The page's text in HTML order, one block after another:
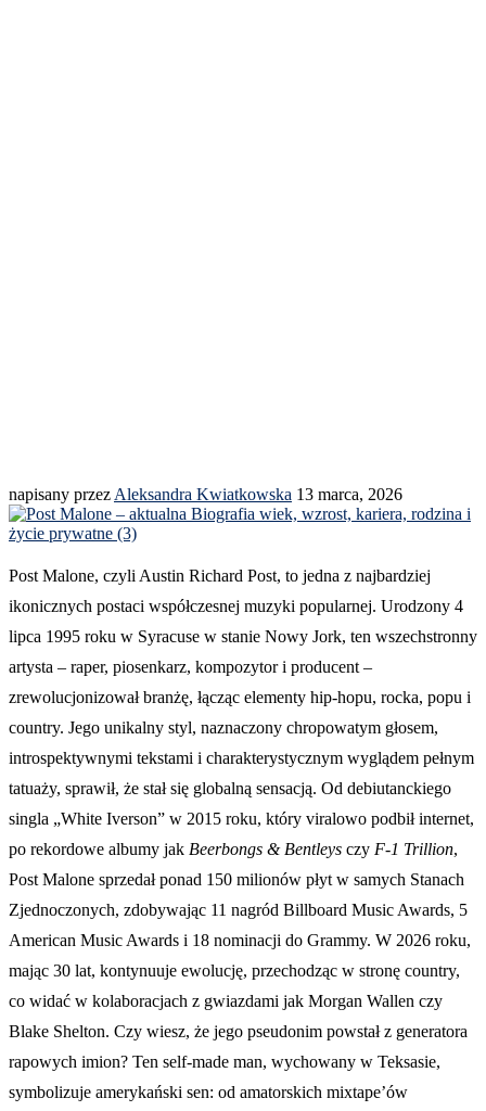
napisany przez Aleksandra Kwiatkowska 13 marca, 2026
Post Malone, czyli Austin Richard Post, to jedna z najbardziej
ikonicznych postaci współczesnej muzyki popularnej. Urodzony 4
lipca 1995 roku w Syracuse w stanie Nowy Jork, ten wszechstronny
artysta – raper, piosenkarz, kompozytor i producent –
zrewolucjonizował branżę, łącząc elementy hip-hopu, rocka, popu i
country. Jego unikalny styl, naznaczony chropowatym głosem,
introspektywnymi tekstami i charakterystycznym wyglądem pełnym
tatuaży, sprawił, że stał się globalną sensacją. Od debiutanckiego
singla „White Iverson” w 2015 roku, który viralowo podbił internet,
po rekordowe albumy jak Beerbongs & Bentleys czy F-1 Trillion,
Post Malone sprzedał ponad 150 milionów płyt w samych Stanach
Zjednoczonych, zdobywając 11 nagród Billboard Music Awards, 5
American Music Awards i 18 nominacji do Grammy. W 2026 roku,
mając 30 lat, kontynuuje ewolucję, przechodząc w stronę country,
co widać w kolaboracjach z gwiazdami jak Morgan Wallen czy
Blake Shelton. Czy wiesz, że jego pseudonim powstał z generatora
rapowych imion? Ten self-made man, wychowany w Teksasie,
symbolizuje amerykański sen: od amatorskich mixtape’ów